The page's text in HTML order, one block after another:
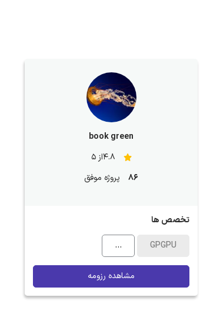
book green
4.8از 5
86
پروژه موفق
تخصص ها
GPGPU
...
مشاهده رزومه